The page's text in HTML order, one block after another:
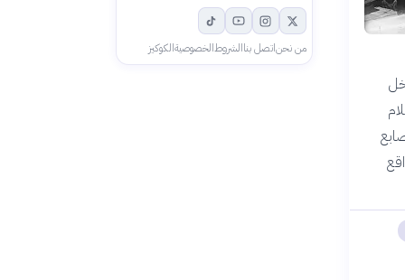
من نحناتصل بناالشروطالخصوصيةالكوكيز